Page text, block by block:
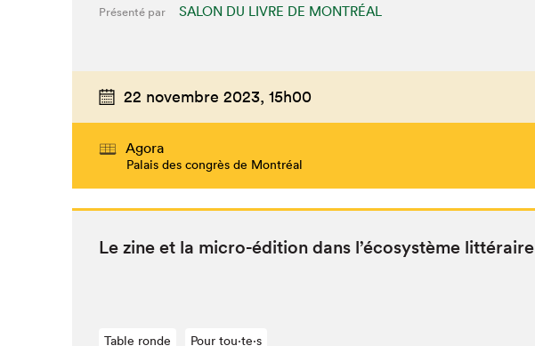
Présenté par SALON DU LIVRE DE MONTRÉAL
22 novembre 2023, 15h00
Agora
Palais des congrès de Montréal
Le zine et la micro-édi­tion dans l’é­cosys­tème littéraire
Table ronde Pour tou⋅te⋅s